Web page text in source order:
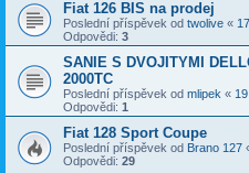
Fiat 126 BIS na prodej
Poslední příspěvek od twolive «
Odpovědi: 3
SANIE S DVOJITYMI
2000TC
Poslední příspěvek od mlipek «
Odpovědi: 1
Fiat 128 Sport Coupe
Poslední příspěvek od Brano 127
Odpovědi: 29